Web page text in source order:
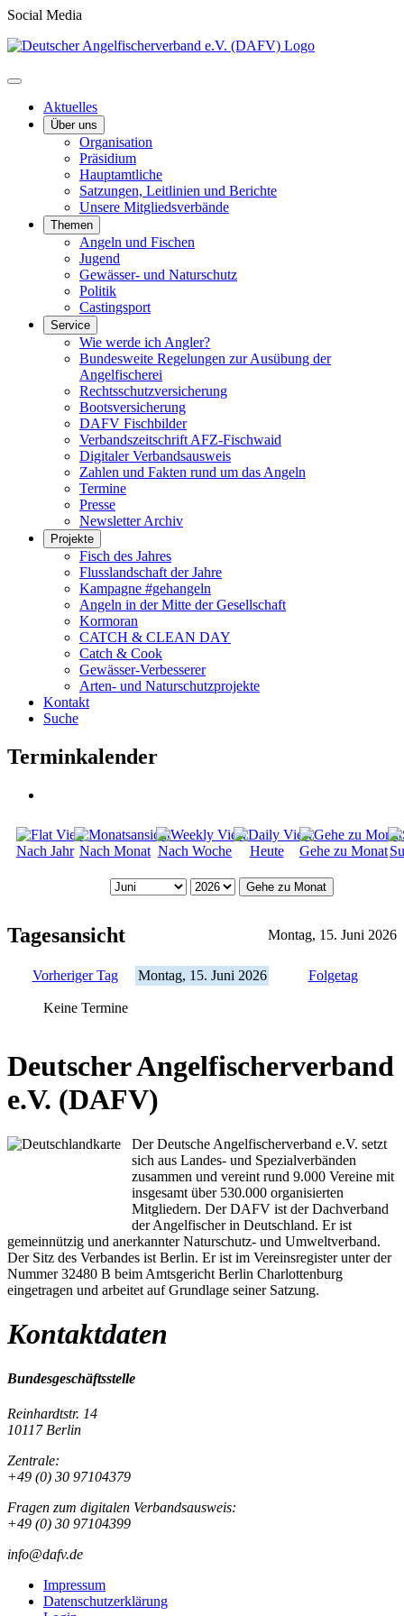
Social Media
Aktuelles
Über uns
Organisation
Präsidium
Hauptamtliche
Satzungen, Leitlinien und Berichte
Unsere Mitgliedsverbände
Themen
Angeln und Fischen
Jugend
Gewässer- und Naturschutz
Politik
Castingsport
Service
Wie werde ich Angler?
Bundesweite Regelungen zur Ausübung der
Angelfischerei
Rechtsschutzversicherung
Bootsversicherung
DAFV Fischbilder
Verbandszeitschrift AFZ-Fischwaid
Digitaler Verbandsausweis
Zahlen und Fakten rund um das Angeln
Termine
Presse
Newsletter Archiv
Projekte
Fisch des Jahres
Flusslandschaft der Jahre
Kampagne #gehangeln
Angeln in der Mitte der Gesellschaft
Kormoran
CATCH & CLEAN DAY
Catch & Cook
Gewässer-Verbesserer
Arten- und Naturschutzprojekte
Kontakt
Suche
Terminkalender
Nach Jahr Nach Monat Nach Woche Heute Gehe zu Monat
Gehe zu Monat
Tagesansicht Montag, 15. Juni 2026
Vorheriger Tag Montag, 15. Juni 2026 Folgetag
Keine Termine
Deutscher Angelfischerverband
e.V. (DAFV)
Der Deutsche Angelfischerverband e.V. setzt
sich aus Landes- und Spezialverbänden
zusammen und vereint rund 9.000 Vereine mit
insgesamt über 530.000 organisierten
Mitgliedern. Der DAFV ist der Dachverband
der Angelfischer in Deutschland. Er ist
gemeinnützig und anerkannter Naturschutz- und Umweltverband.
Der Sitz des Verbandes ist Berlin. Er ist im Vereinsregister unter der
Nummer 32480 B beim Amtsgericht Berlin Charlottenburg
eingetragen und arbeitet auf Grundlage seiner Satzung.
Kontaktdaten
Bundesgeschäftsstelle
Reinhardtstr. 14
10117 Berlin
Zentrale:
+49 (0) 30 97104379
Fragen zum digitalen Verbandsausweis:
+49 (0) 30 97104399
info@dafv.de
Impressum
Datenschutzerklärung